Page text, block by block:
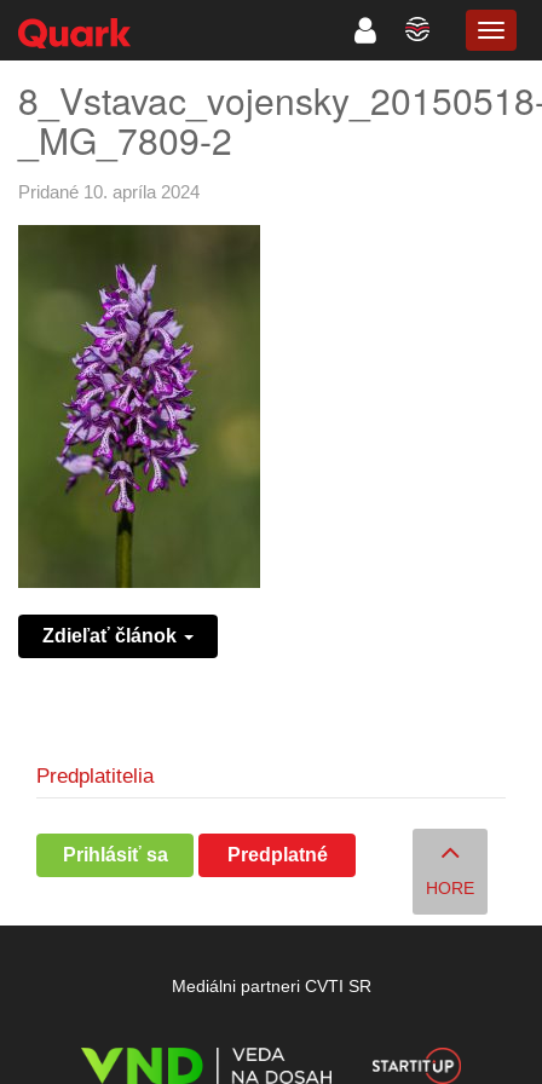
_MG_7809-2
Pridané 10. apríla 2024
Zdieľať článok
Predplatitelia
Prihlásiť sa Predplatné
HORE
Mediálni partneri CVTI SR